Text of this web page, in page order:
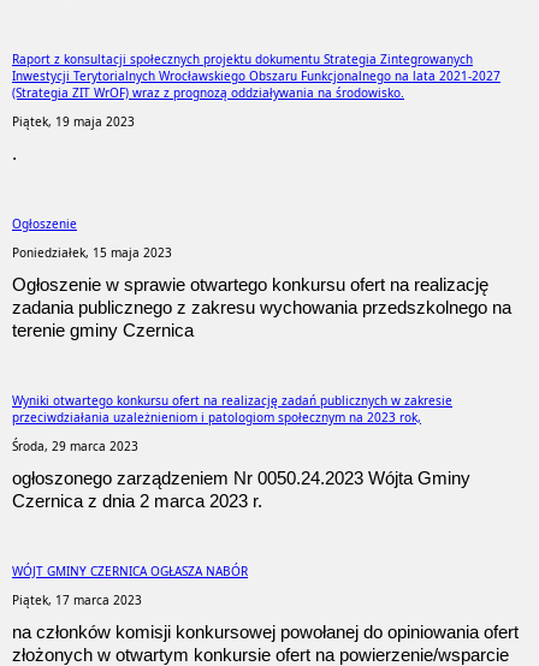
Raport z konsultacji społecznych projektu dokumentu Strategia Zintegrowanych
Inwestycji Terytorialnych Wrocławskiego Obszaru Funkcjonalnego na lata 2021-2027
(Strategia ZIT WrOF) wraz z prognozą oddziaływania na środowisko.
Piątek, 19 maja 2023
.
Ogłoszenie
Poniedziałek, 15 maja 2023
Ogłoszenie w sprawie otwartego konkursu ofert na realizację
zadania publicznego z zakresu wychowania przedszkolnego na
terenie gminy Czernica
Wyniki otwartego konkursu ofert na realizację zadań publicznych w zakresie
przeciwdziałania uzależnieniom i patologiom społecznym na 2023 rok,
Środa, 29 marca 2023
ogłoszonego zarządzeniem Nr 0050.24.2023 Wójta Gminy
Czernica z dnia 2 marca 2023 r.
WÓJT GMINY CZERNICA OGŁASZA NABÓR
Piątek, 17 marca 2023
na członków komisji konkursowej powołanej do opiniowania ofert
złożonych w otwartym konkursie ofert na powierzenie/wsparcie